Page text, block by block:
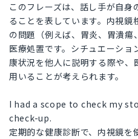
このフレーズは、話し手が自
ることを表しています。内視
の問題（例えば、胃炎、胃潰
医療処置です。シチュエーシ
康状況を他人に説明する際や、
用いることが考えられます。
I had a scope to check my
check-up.
定期的な健康診断で、内視鏡を